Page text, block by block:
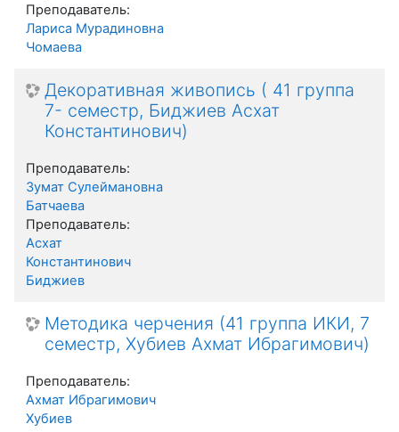
Преподаватель:
Лариса Мурадиновна
Чомаева
Декоративная живопись ( 41 группа
7- семестр, Биджиев Асхат
Константинович)
Преподаватель:
Зумат Сулеймановна
Батчаева
Преподаватель:
Асхат
Константинович
Биджиев
Методика черчения (41 группа ИКИ, 7
семестр, Хубиев Ахмат Ибрагимович)
Преподаватель:
Ахмат Ибрагимович
Хубиев